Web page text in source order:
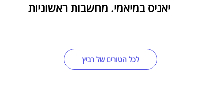
יאניס במיאמי. מחשבות ראשוניות
לכל הטורים של רביץ